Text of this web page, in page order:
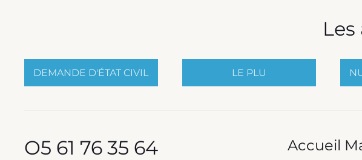
DEMANDE D'ÉTAT CIVIL LE PLU
O5 61 76 35 64 Accueil